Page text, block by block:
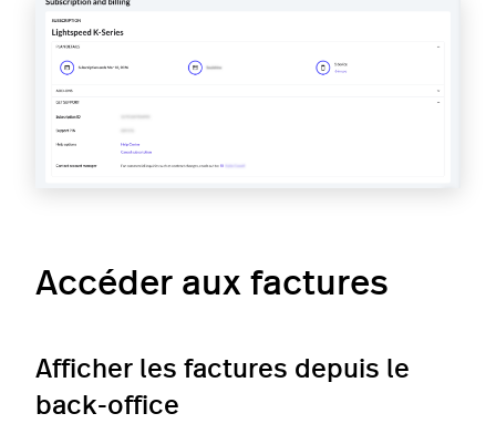
Accéder aux factures
Afficher les factures depuis le
back-office